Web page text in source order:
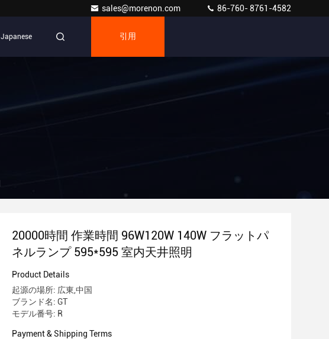
sales@morenon.com 86-760- 8761-4582
Japanese 引用
20000時間 作業時間 96W120W 140W フラットパ
ネルランプ 595*595 室内天井照明
Product Details
起源の場所: 広東,中国
ブランド名: GT
モデル番号: R
Payment & Shipping Terms